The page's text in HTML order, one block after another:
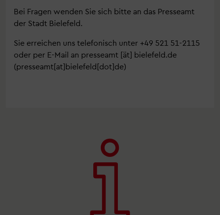
Bei Fragen wenden Sie sich bitte an das Presseamt
der Stadt Bielefeld.
Sie erreichen uns telefonisch unter +49 521 51-2115
oder per E-Mail an presseamt [ät] bielefeld.de
(presseamt[at]bielefeld[dot]de)